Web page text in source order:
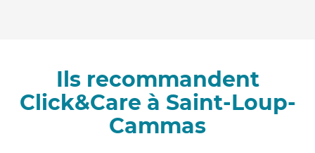
Ils recommandent
Click&Care à Saint-Loup-
Cammas